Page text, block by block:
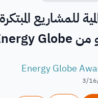
للمشاريع
Energy Globe
3/